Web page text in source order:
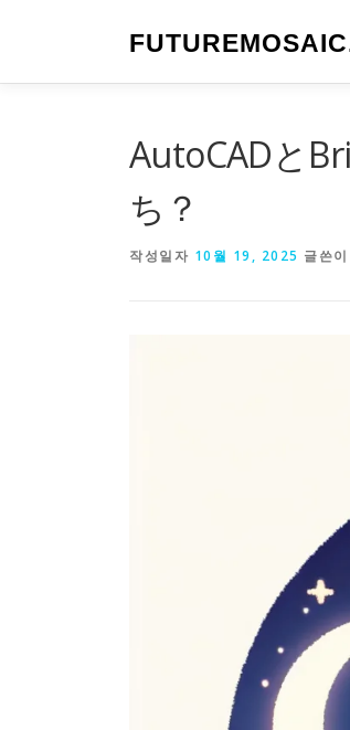
로
AutoCADと
ち？
작성일자 10월 19, 2025 글쓴이